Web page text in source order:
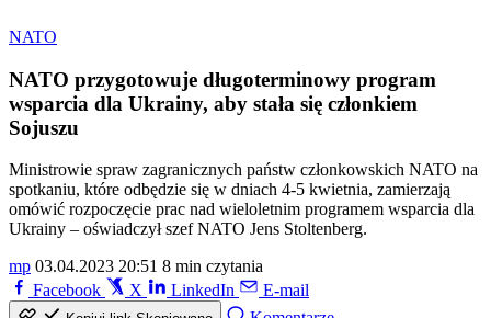
NATO
NATO przygotowuje długoterminowy program
wsparcia dla Ukrainy, aby stała się członkiem
Sojuszu
Ministrowie spraw zagranicznych państw członkowskich NATO na
spotkaniu, które odbędzie się w dniach 4-5 kwietnia, zamierzają
omówić rozpoczęcie prac nad wieloletnim programem wsparcia dla
Ukrainy – oświadczył szef NATO Jens Stoltenberg.
mp 03.04.2023 20:51 8 min czytania
Facebook
X LinkedIn E-mail